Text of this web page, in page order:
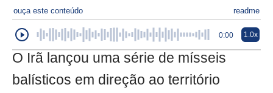
ouça este conteúdo readme
0:00 1.0x
O Irã lançou uma série de mísseis
balísticos em direção ao território